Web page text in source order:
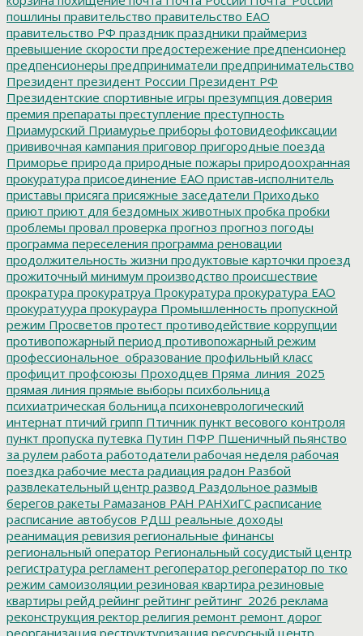
пошлины правительство правительство ЕАО
правительство РФ праздник праздники праймериз
превышение скорости предостережение предпенсионер
предпенсионеры предприниматели предпринимательство
Президент президент России Президент РФ
Президентские спортивные игры презумпция доверия
премия препараты преступление преступность
Приамурский Приамурье приборы фотовидеофиксации
прививочная кампания приговор пригородные поезда
Приморье природа природные пожары природоохранная
прокуратура присоединение ЕАО пристав-исполнитель
приставы присяга присяжные заседатели Приходько
приют приют для бездомных животных пробка пробки
проблемы провал проверка прогноз прогноз погоды
программа переселения программа реновации
продолжительность жизни продуктовые карточки проезд
прожиточный минимум производство происшествие
прократура прокуратруа Прокуратура прокуратура ЕАО
прокуратуура прокураура Промышленность пропускной
режим Просветов протест противодействие коррупции
противопожарный период противопожарный режим
профессиональное_образование профильный класс
профицит профсоюзы Проходцев Пряма_линия_2025
прямая линия прямые выборы психбольница
психиатрическая больница психоневрологический
интернат птичий грипп Птичник пункт весового контроля
пункт пропуска путевка Путин ПФР Пшеничный пьянство
за рулем работа работодатели рабочая неделя рабочая
поездка рабочие места радиация радон Разбой
развлекательный центр развод Раздольное размыв
берегов ракеты Рамазанов РАН РАНХиГС расписание
расписание автобусов РДШ реальные доходы
реанимация ревизия региональные финансы
региональный оператор Региональный сосудистый центр
регистратура регламент регоператор регоператор по тко
режим самоизоляции резиновая квартира резиновые
квартиры рейд рейинг рейтинг рейтинг_2026 реклама
реконструкция ректор религия ремонт ремонт дорог
реорганизация реструктуризация ресурсный центр